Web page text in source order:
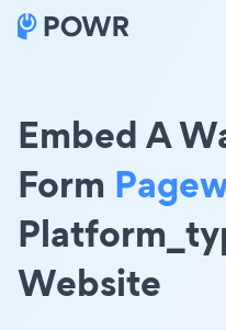
Embed A
Form
Website